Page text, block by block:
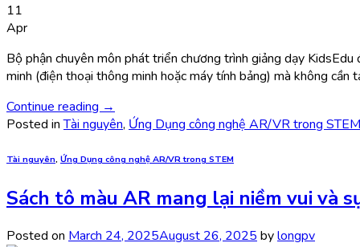
11
Apr
Bộ phận chuyên môn phát triển chương trình giảng dạy
minh (điện thoại thông minh hoặc máy tính bảng) mà không cần
Continue reading →
Posted inTài nguyên, Ứng Dụng công nghệ AR/VR trong STEM
Tài nguyên, Ứng Dụng công nghệ AR/VR trong STEM
Sách tô màu AR mang lại niềm vui và
Posted on March 24, 2025August 26, 2025 bylongpv